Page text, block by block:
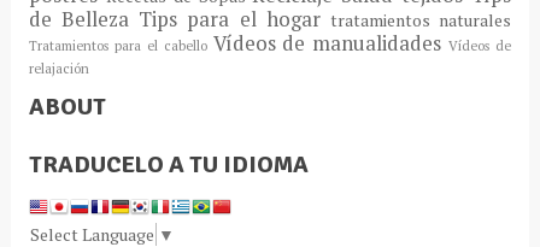
de Belleza Tips para el hogar tratamientos naturales
Tratamientos para el cabello Vídeos de manualidadesVídeos de
relajación
ABOUT
TRADUCELO A TU IDIOMA
Select Language ▼